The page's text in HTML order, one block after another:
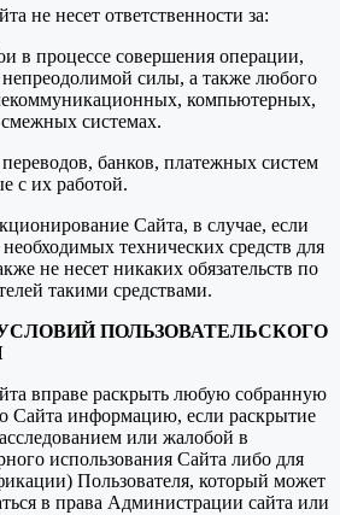
не несет ответственности за:
в процессе совершения операции,
силы, а также любого
компьютерных,
системах.
банков, платежных систем
с их работой.
Сайта, в случае, если
технических средств для
не несет никаких обязательств по
такими средствами.
ПОЛЬЗОВАТЕЛЬСКОГО
вправе раскрыть любую собранную
Сайта информацию, если раскрытие
или жалобой в
использования Сайта либо для
Пользователя, который может
в права Администрации сайта или